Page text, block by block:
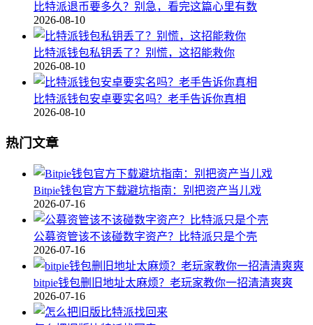
比特派退币要多久？别急，看完这篇心里有数
2026-08-10
比特派钱包私钥丢了？别慌，这招能救你
2026-08-10
比特派钱包安卓要实名吗？老手告诉你真相
2026-08-10
热门文章
Bitpie钱包官方下载避坑指南：别把资产当儿戏
2026-07-16
公募资管该不该碰数字资产？比特派只是个壳
2026-07-16
bitpie钱包删旧地址太麻烦？老玩家教你一招清清爽爽
2026-07-16